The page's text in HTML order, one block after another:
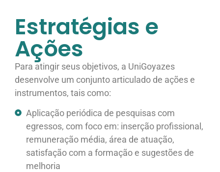
Estratégias e
Ações
Para atingir seus objetivos, a UniGoyazes
desenvolve um conjunto articulado de ações e
instrumentos, tais como:
Aplicação periódica de pesquisas com
egressos, com foco em: inserção profissional,
remuneração média, área de atuação,
satisfação com a formação e sugestões de
melhoria